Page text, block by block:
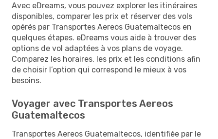
Avec eDreams, vous pouvez explorer les itinéraires
disponibles, comparer les prix et réserver des vols
opérés par Transportes Aereos Guatemaltecos en
quelques étapes. eDreams vous aide à trouver des
options de vol adaptées à vos plans de voyage.
Comparez les horaires, les prix et les conditions afin
de choisir l’option qui correspond le mieux à vos
besoins.
Voyager avec Transportes Aereos
Guatemaltecos
Transportes Aereos Guatemaltecos, identifiée par le